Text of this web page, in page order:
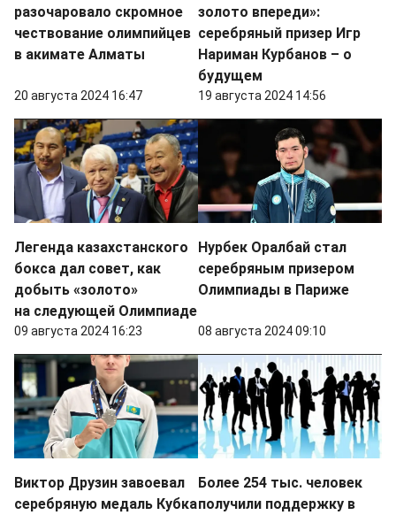
разочаровало скромное
чествование олимпийцев
в акимате Алматы
20 августа 2024 16:47
золото впереди»:
серебряный призер Игр
Нариман Курбанов – о
будущем
19 августа 2024 14:56
Легенда казахстанского
бокса дал совет, как
добыть «золото»
на следующей Олимпиаде
09 августа 2024 16:23
Нурбек Оралбай стал
серебряным призером
Олимпиады в Париже
08 августа 2024 09:10
Виктор Друзин завоевал
серебряную медаль Кубка
Более 254 тыс. человек
получили поддержку в